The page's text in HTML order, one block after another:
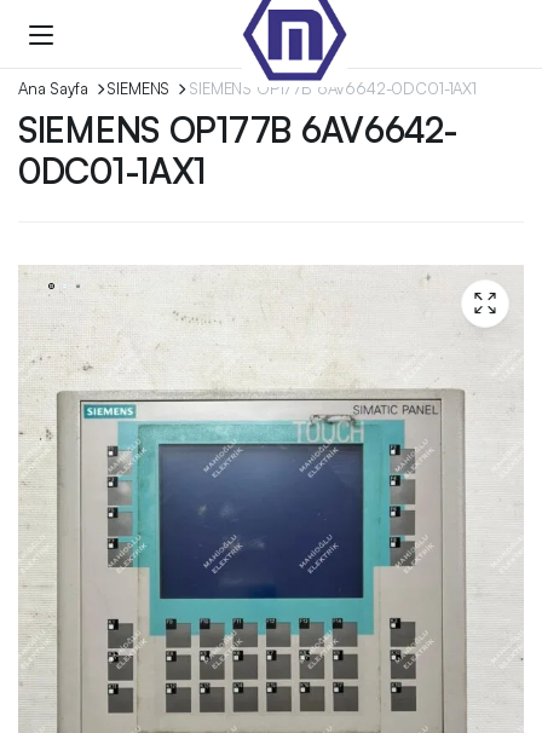
Ana Sayfa SIEMENS SIEMENS OP177B 6AV6642-0DC01-1AX1
SIEMENS OP177B 6AV6642-
0DC01-1AX1